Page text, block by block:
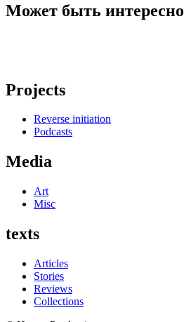
Может быть интересно
Projects
Reverse initiation
Podcasts
Media
Art
Misc
texts
Articles
Stories
Reviews
Collections